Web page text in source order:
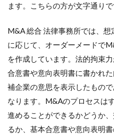
ます。こちらの方が文字通りで
M&A 総合 法律事務所では、
に応じて、オーダーメードで
を作成しています。法的拘束
合意書や意向表明書に書かれ
補企業の意思を表示したもの
なります。M&Aのプロセスは
進めることができるかどうか
るか、基本合意書や意向表明